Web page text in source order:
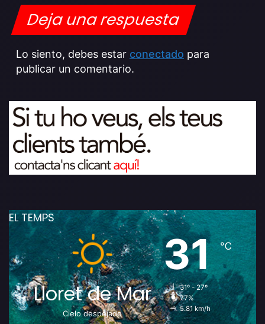
Deja una respuesta
Lo siento, debes estar conectado para
publicar un comentario.
EL TEMPS
Lloret de Mar
Cielo despejado
31℃
31º - 27º
77%
5.81 km/h